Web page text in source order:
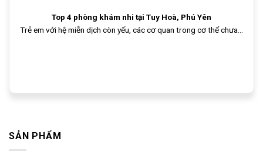
Top 4 phòng khám nhi tại Tuy Hoà, Phú Yên
Trẻ em với hệ miễn dịch còn yếu, các cơ quan trong cơ thể chưa...
SẢN PHẨM